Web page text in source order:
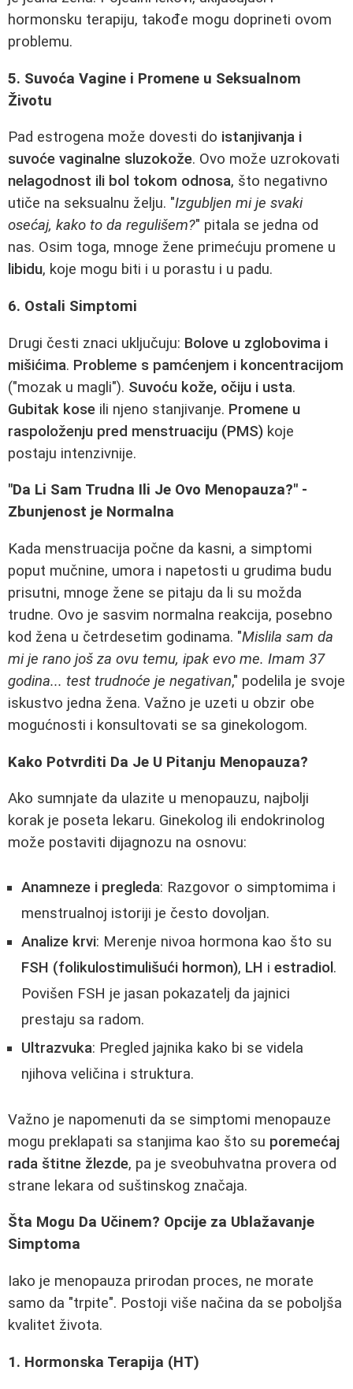
hormonsku terapiju, takođe mogu doprineti ovom
problemu.
5. Suvoća Vagine i Promene u Seksualnom
Životu
Pad estrogena može dovesti do istanjivanja i
suvoće vaginalne sluzokože. Ovo može uzrokovati
nelagodnost ili bol tokom odnosa, što negativno
utiče na seksualnu želju. "Izgubljen mi je svaki
osećaj, kako to da regulišem?" pitala se jedna od
nas. Osim toga, mnoge žene primećuju promene u
libidu, koje mogu biti i u porastu i u padu.
6. Ostali Simptomi
Drugi česti znaci uključuju: Bolove u zglobovima i
mišićima. Probleme s pamćenjem i koncentracijom
("mozak u magli"). Suvoću kože, očiju i usta.
Gubitak kose ili njeno stanjivanje. Promene u
raspoloženju pred menstruaciju (PMS) koje
postaju intenzivnije.
"Da Li Sam Trudna Ili Je Ovo Menopauza?" -
Zbunjenost je Normalna
Kada menstruacija počne da kasni, a simptomi
poput mučnine, umora i napetosti u grudima budu
prisutni, mnoge žene se pitaju da li su možda
trudne. Ovo je sasvim normalna reakcija, posebno
kod žena u četrdesetim godinama. "Mislila sam da
mi je rano još za ovu temu, ipak evo me. Imam 37
godina... test trudnoće je negativan," podelila je svoje
iskustvo jedna žena. Važno je uzeti u obzir obe
mogućnosti i konsultovati se sa ginekologom.
Kako Potvrditi Da Je U Pitanju Menopauza?
Ako sumnjate da ulazite u menopauzu, najbolji
korak je poseta lekaru. Ginekolog ili endokrinolog
može postaviti dijagnozu na osnovu:
Anamneze i pregleda: Razgovor o simptomima i
menstrualnoj istoriji je često dovoljan.
Analize krvi: Merenje nivoa hormona kao što su
FSH (folikulostimulišući hormon), LH i estradiol .
Povišen FSH je jasan pokazatelj da jajnici
prestaju sa radom.
Ultrazvuka: Pregled jajnika kako bi se videla
njihova veličina i struktura.
Važno je napomenuti da se simptomi menopauze
mogu preklapati sa stanjima kao što su poremećaj
rada štitne žlezde, pa je sveobuhvatna provera od
strane lekara od suštinskog značaja.
Šta Mogu Da Učinem? Opcije za Ublažavanje
Simptoma
Iako je menopauza prirodan proces, ne morate
samo da "trpite". Postoji više načina da se poboljša
kvalitet života.
1. Hormonska Terapija (HT)